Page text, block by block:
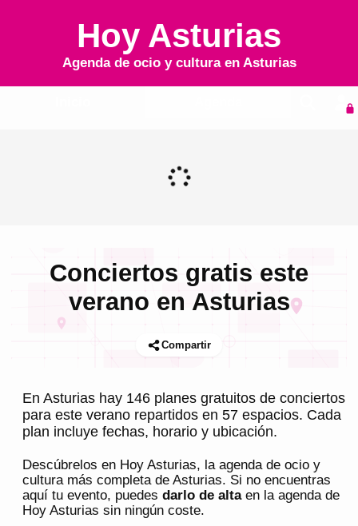
Hoy Asturias
Agenda de ocio y cultura en Asturias
Conciertos gratis este
verano en Asturias
Compartir
En Asturias hay 146 planes gratuitos de conciertos
para este verano repartidos en 57 espacios. Cada
plan incluye fechas, horario y ubicación.
Descúbrelos en Hoy Asturias, la agenda de ocio y
cultura más completa de Asturias. Si no encuentras
aquí tu evento, puedes darlo de altaen la agenda de
Hoy Asturias sin ningún coste.